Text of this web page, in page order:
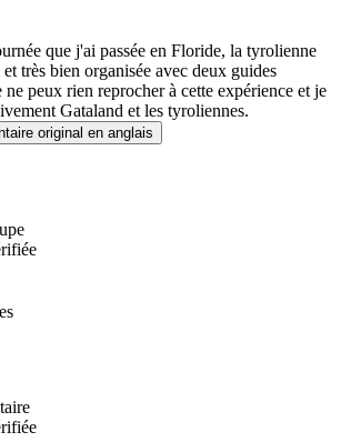
que j'ai passée en Floride, la tyrolienne
très bien organisée avec deux guides
ne peux rien reprocher à cette expérience et je
Gataland et les tyroliennes.
original en anglais